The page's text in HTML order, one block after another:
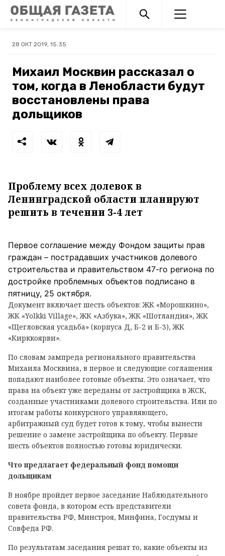
28 ОКТ 2019, 15:35
Михаил Москвин рассказал о
том, когда в Ленобласти будут
восстановлены права
дольщиков
Проблему всех долевок в
Ленинградской области планируют
решить в течении 3-4 лет
Первое соглашение между Фондом защиты прав
граждан – пострадавших участников долевого
строительства и правительством 47-го региона по
достройке проблемных объектов подписано в
пятницу, 25 октября.
Документ включает шесть объектов: ЖК «Морошкино»,
ЖК «Yolkki Village», ЖК «Азбука», ЖК «Шотландия», ЖК
«Щегловская усадьба» (корпуса Д, Б-2 и Б-3), ЖК
«Кирккоярви».
По словам зампреда регионального правительства
Михаила Москвина, в первое и следующие соглашения
попадают наиболее готовые объекты. Это означает, что
права на объект уже переданы от застройщика в ЖСК,
созданные участниками долевого строительства. Или по
итогам работы конкурсного управляющего,
арбитражный суд будет готов к тому, чтобы вынести
решение о замене застройщика по объекту. Первые
шесть объектов полностью готовы юридически.
Что предлагает федеральный фонд помощи
дольщикам
В ноябре пройдет первое заседание Наблюдательного
совета фонда, в котором есть представители
правительства РФ, Минстроя, Минфина, Госдумы и
Совфеда РФ.
По результатам заседания решат то, какие объекты из